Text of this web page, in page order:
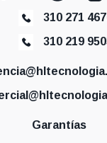
310 271
310 219
Garantías